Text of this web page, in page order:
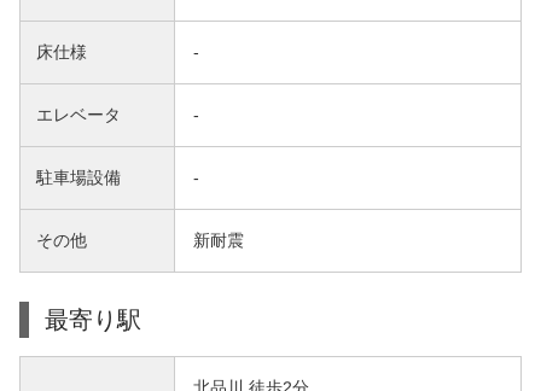
床仕様 -
エレベータ -
駐車場設備 -
その他 新耐震
最寄り駅